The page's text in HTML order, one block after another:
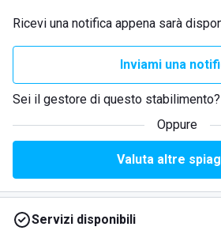
Ricevi una notifica appena sarà
Inviami una
Sei il gestore di questo stabilimento?
Oppure
Valuta altre
Servizi disponibili